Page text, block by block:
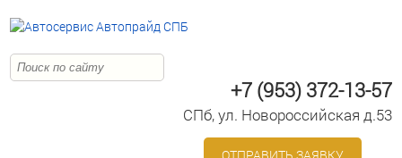
+7 (953) 372-13-57
СПб, ул. Новоросcийская д.53